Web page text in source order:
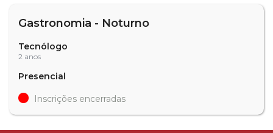
Gastronomia - Noturno
Tecnólogo
2 anos
Presencial
Inscrições encerradas